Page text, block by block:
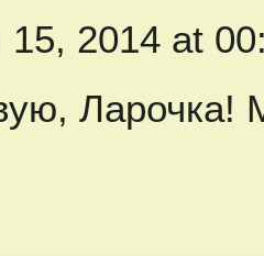
2014 at
Ларочка!